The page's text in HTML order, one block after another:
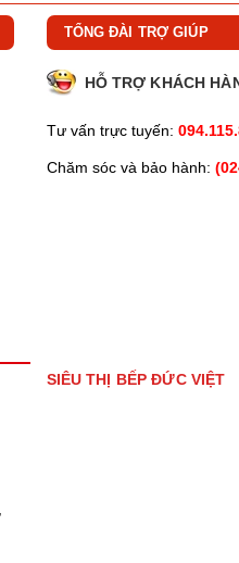
TỔNG ĐÀI TRỢ GIÚP
HỖ TRỢ KHÁCH
Tư vấn trực tuyến:
Chăm sóc và bảo hành:
SIÊU THỊ BẾP ĐỨC VIỆT